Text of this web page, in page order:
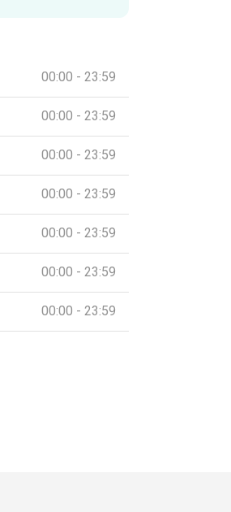
00:00 - 23:59
00:00 - 23:59
00:00 - 23:59
00:00 - 23:59
00:00 - 23:59
00:00 - 23:59
00:00 - 23:59